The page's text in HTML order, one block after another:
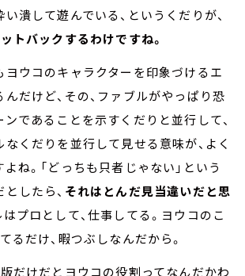
潰して遊んでいる、というくだりが、
トバックするわけですね。
ヨウコのキャラクターを印象づけるエ
だけど、その、ファブルがやっぱり恐
であることを示すくだりと並行して、
くだりを並行して見せる意味が、よく
ね。「どっちも只者じゃない」という
したら、 それはとんだ見当違いだと思
プロとして、仕事してる。ヨウコのこ
るだけ、暇つぶしなんだから。
だけだとヨウコの役割ってなんだかわ